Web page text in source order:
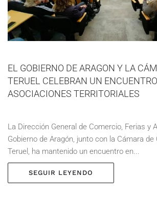
EL GOBIERNO DE ARAGON Y LA
TERUEL CELEBRAN UN
ASOCIACIONES TERRITORIALES
La Dirección General de Comercio, Ferias y
Gobierno de Aragón, junto con la Cámara
Teruel, ha mantenido un encuentro en...
SEGUIR LEYENDO